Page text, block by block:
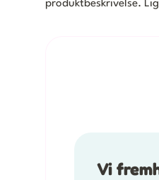
produktbeskrivelse.
Vi